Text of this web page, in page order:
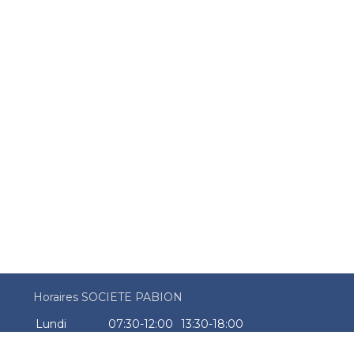
Horaires SOCIETE PABION
Lundi
07:30-12:00
13:30-18:00